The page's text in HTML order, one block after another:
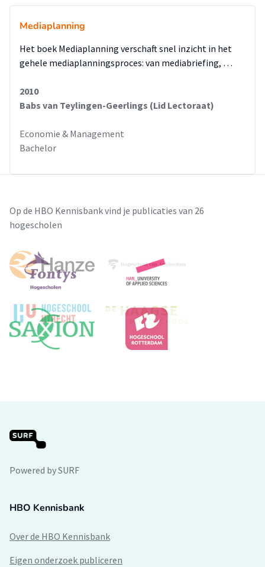
Mediaplanning
Het boek Mediaplanning verschaft snel inzicht in het
gehele mediaplanningsproces: van mediabriefing, …
2010
Babs van Teylingen-Geerlings (Lid Lectoraat)
Economie & Management
Bachelor
Op de HBO Kennisbank vind je publicaties van 26
hogescholen
Powered by SURF
HBO Kennisbank
Over de HBO Kennisbank
Eigen onderzoek publiceren